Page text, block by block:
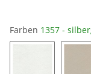
Farben 1357 -